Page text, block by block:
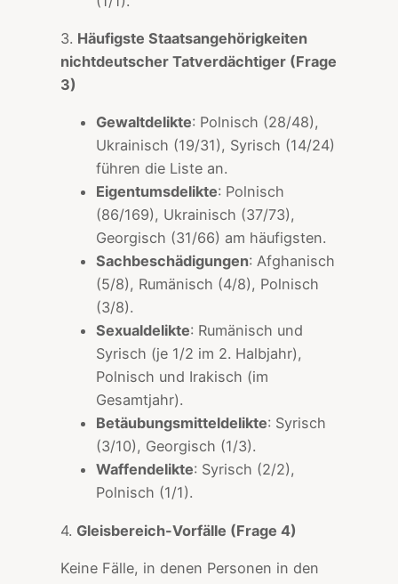
3. Häufigste Staatsangehörigkeiten
nichtdeutscher Tatverdächtiger (Frage
3)
Gewaltdelikte: Polnisch (28/48),
Ukrainisch (19/31), Syrisch (14/24)
führen die Liste an.
Eigentumsdelikte: Polnisch
(86/169), Ukrainisch (37/73),
Georgisch (31/66) am häufigsten.
Sachbeschädigungen: Afghanisch
(5/8), Rumänisch (4/8), Polnisch
(3/8).
Sexualdelikte: Rumänisch und
Syrisch (je 1/2 im 2. Halbjahr),
Polnisch und Irakisch (im
Gesamtjahr).
Betäubungsmitteldelikte: Syrisch
(3/10), Georgisch (1/3).
Waffendelikte: Syrisch (2/2),
Polnisch (1/1).
4. Gleisbereich-Vorfälle (Frage 4)
Keine Fälle, in denen Personen in den